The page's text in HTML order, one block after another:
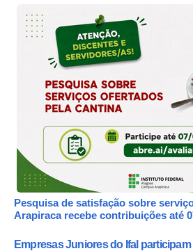
Pesquisa de satisfação sobre
Arapiraca recebe contribuições até
Empresas Juniores do Ifal